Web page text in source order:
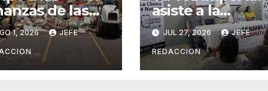
de las
en
1, 2026 JEFE
asiste a la
asamblea y
transforma tu
clínica del IMSS-
Bienestar
JUL 27, 2026 JEFE
REDACCION